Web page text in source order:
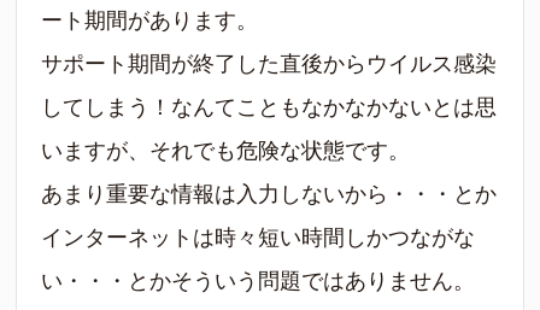
ート期間があります。
サポート期間が終了した直後からウイルス感染
してしまう！なんてこともなかなかないとは思
いますが、それでも危険な状態です。
あまり重要な情報は入力しないから・・・とか
インターネットは時々短い時間しかつながな
い・・・とかそういう問題ではありません。